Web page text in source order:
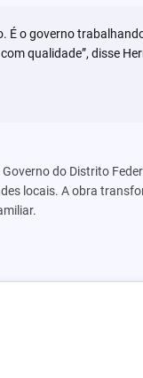
É o governo
qualidade”, disse
do Distrito
locais. A obra